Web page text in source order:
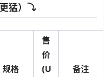
猛）⤵️
规格
售
价
(U
备注